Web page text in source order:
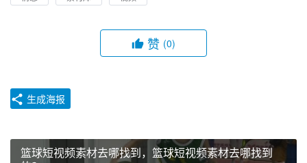
赞 (0)
生成海报
篮球短视频素材去哪找到，篮球短视频素材去哪找到